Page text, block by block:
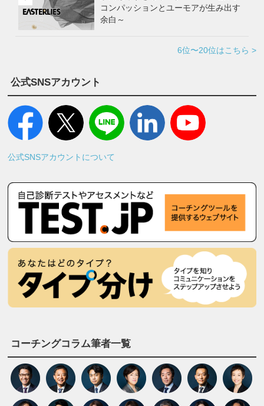
コンパッションとユーモアが生み出す
余白～
6位〜20位はこちら >
公式SNSアカウント
公式SNSアカウントについて
コーチングコラム筆者一覧